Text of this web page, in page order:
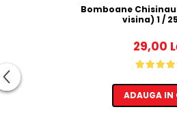
Bomboane
visina) 1 /
29,00
ADAUGA IN